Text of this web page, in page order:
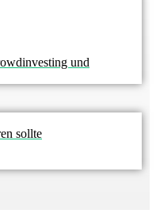
und
sollte